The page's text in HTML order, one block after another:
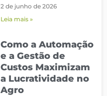
2 de junho de 2026
Leia mais »
Como a Automação
e a Gestão de
Custos Maximizam
a Lucratividade no
Agro